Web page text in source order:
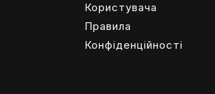
Користувача
Правила
Конфіденційності